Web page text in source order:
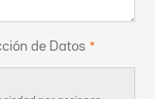
de Datos